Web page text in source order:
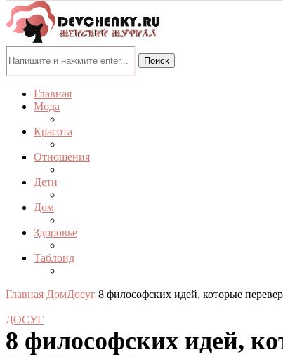
Поиск
Главная
Мода
Красота
Отношения
Дети
Дом
Здоровье
Таблоид
Главная ДомДосуг 8 философских идей, которые
ДОСУГ
8 философских идей,